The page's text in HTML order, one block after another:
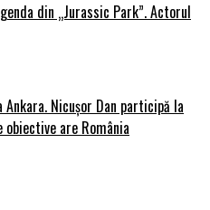
din „Jurassic Park”. Actorul
Ankara. Nicușor Dan participă la
obiective are România